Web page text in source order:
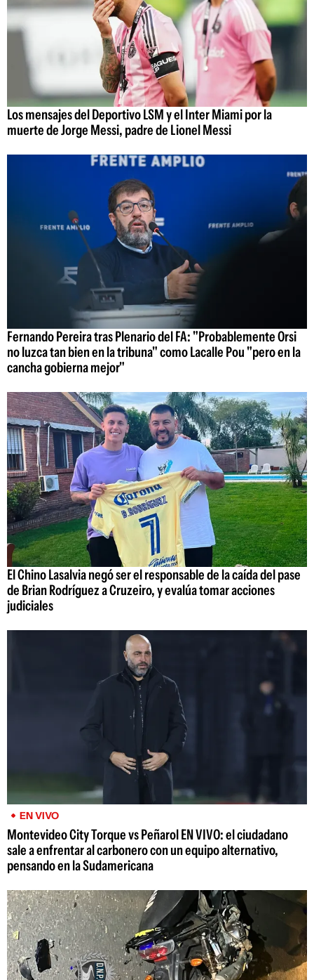
Los mensajes del Deportivo LSM y el Inter Miami por la
muerte de Jorge Messi, padre de Lionel Messi
Fernando Pereira tras Plenario del FA: "Probablemente Orsi
no luzca tan bien en la tribuna" como Lacalle Pou "pero en la
cancha gobierna mejor"
El Chino Lasalvia negó ser el responsable de la caída del pase
de Brian Rodríguez a Cruzeiro, y evalúa tomar acciones
judiciales
EN VIVO
Montevideo City Torque vs Peñarol EN VIVO: el ciudadano
sale a enfrentar al carbonero con un equipo alternativo,
pensando en la Sudamericana